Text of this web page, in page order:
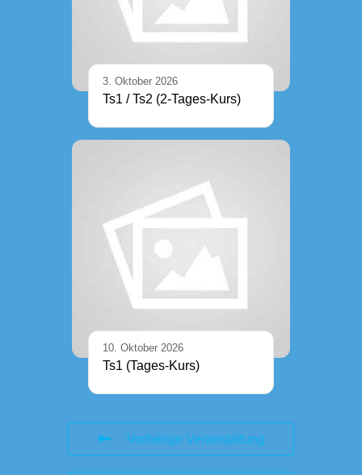
3. Oktober 2026
Ts1 / Ts2 (2-Tages-Kurs)
10. Oktober 2026
Ts1 (Tages-Kurs)
Vorherige Veranstaltung